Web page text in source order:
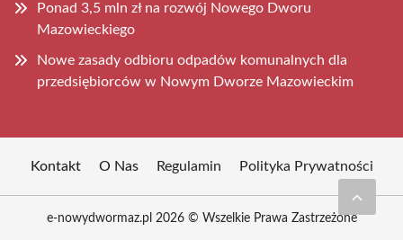
Ponad 3,5 mln zł na rozwój Nowego Dworu
Mazowieckiego
Nowe zasady odbioru odpadów komunalnych dla
przedsiębiorców w Nowym Dworze Mazowieckim
Kontakt O Nas Regulamin Polityka Prywatności
e-nowydwormaz.pl 2026 © Wszelkie Prawa Zastrzeżone